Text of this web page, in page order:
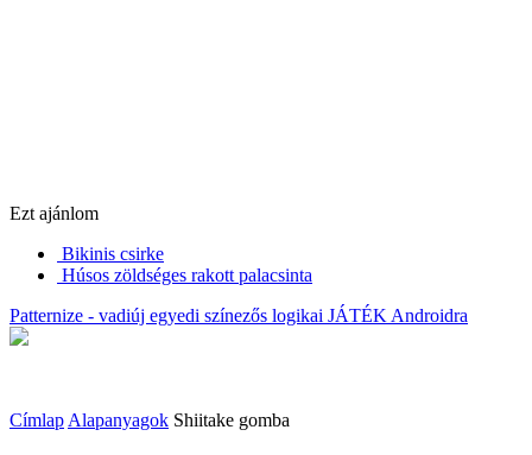
Ezt ajánlom
Bikinis csirke
Húsos zöldséges rakott palacsinta
Patternize - vadiúj egyedi színezős logikai JÁTÉK Androidra
Címlap Alapanyagok Shiitake gomba